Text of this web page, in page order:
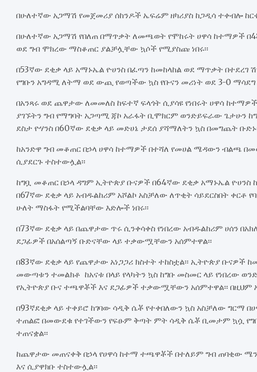
በሁለተኛው አጋማሽ የመጀመሪያ ሰከንዶች ኤፍሬም ዘካሪያስ ከጋዲሳ ተቀብሎ
በሁለተኛው አጋማሽ የበለጠ በማጥቃት ለመጫወት የሞከሩት ሀዋሳ ከተማዎች
ወደ ግብ ሞክረው ማስቆጠር ያልቻሏቸው ኳሶች የሚያስጩ ነበሩ፡፡
በ53ኛው ደቂቃ ላይ አማኑኤል ዮሀንስ በፈጣን ከመከላከል ወደ ማጥቃት በተደረገ
የግቡን አግዳሚ ለትማ ወደ ውጪ የወጣችው ኳስ የቡናን መሪነት ወደ 3-0 ማሳደግ
በአንጻሩ ወደ ጨዋታው ለመመለስ ከፍተኛ ፍላጎት ሲያሳዩ የነበሩት ሀዋሳ
ያገኙትን ግብ የማግባት አጋጣሚ ጃኮ አራፋት ቢሞክርም ወንድይፍራው ጌታሁን
ደስታ ዮሃንስ በ60ኛው ደቂቃ ላይ መድሀኔ ታደሰ ያሻማለትን ኳስ በመግጨት
ከአንድዋ ግብ መቆጠር በኃላ ሀዋሳ ከተማዎች በተሻለ የመሀል ሜዳውን ብልጫ
ሲያደርጉ ተስተውሏል፡፡
ከግቧ መቆጠር በኃላ ዳግም ኢትዮጵያ ቡናዎች በ64ኛው ደቂቃ አማኑኤል
በ67ኛው ደቂቃ ላይ አብዱልከሪም አሾልኮ አስቻለው ለጥቂት ሳይደርስበት ቀርቶ
ሁለት ማስፋት የሚችልባቸው እድሎች ነበሩ፡፡
በ73ኛው ደቂቃ ላይ በጨዋታው ጥሩ ሲንቀሳቀስ የነበረው አብዱልከሪም ሀሰን
ደጋፊዎች በአሰልጣኝ ቡድናቸው ላይ ተቃውሟቸውን አሰምተዋል፡፡
በ83ኛው ደቂቃ ላይ የጨዋታው አነጋጋሪ ክስተት ተከስቷል፡፡ ኢትዮጵያ ቡናዎች
መውጣቱን ተመልክቶ ከአናቱ በላይ የላካትን ኳስ ከግቡ መስመር ላይ የነበረው
የኢትዮጵያ ቡና ተጫዋቾች እና ደጋፊዎች ተቃውሟቸውን አሰምተዋል፡፡ በዚህም
በ93ኛደቂቃ ላይ ተቀይሮ ከገባው ሳዲቅ ሴቾ የተቀበለውን ኳስ አስቻለው ግርማ
ተጠልፎ በመውደቁ የተገችውን የፍፁም ቅጣት ምት ሳዲቅ ሴቾ ቢመታም ኳሷ
ተጠናቋል፡፡
ከጨዋታው መጠናቀቅ በኃላ የሀዋሳ ከተማ ተጫዋቾች በተለይም ግብ ጠባቂው
እና ሲያዋክቡ ተስተውሏል፡፡